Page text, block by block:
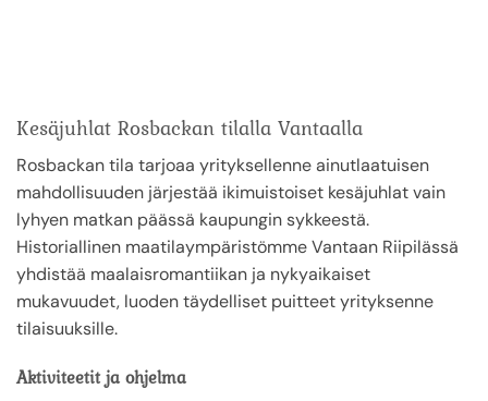
Kesäjuhlat Rosbackan tilalla Vantaalla
Rosbackan tila tarjoaa yrityksellenne ainutlaatuisen
mahdollisuuden järjestää ikimuistoiset kesäjuhlat vain
lyhyen matkan päässä kaupungin sykkeestä.
Historiallinen maatilaympäristömme Vantaan Riipilässä
yhdistää maalaisromantiikan ja nykyaikaiset
mukavuudet, luoden täydelliset puitteet yrityksenne
tilaisuuksille.
Aktiviteetit ja ohjelma